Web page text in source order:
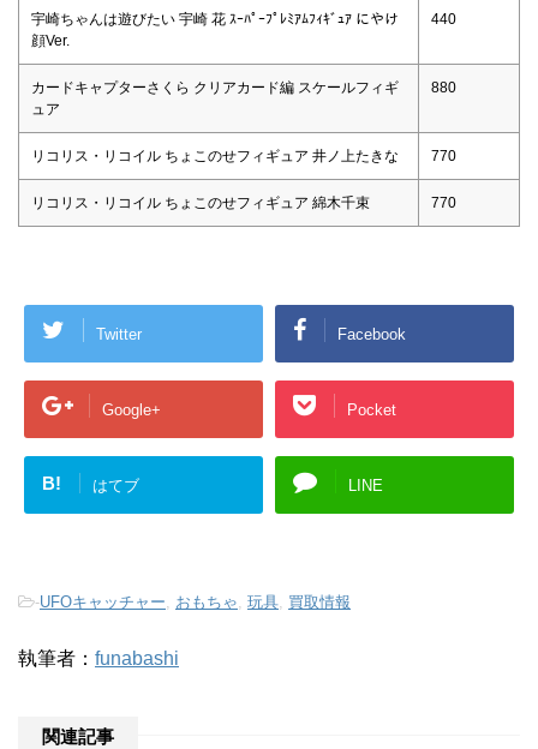
宇崎ちゃんは遊びたい 宇崎 花 ｽｰﾊﾟｰﾌﾟﾚﾐｱﾑﾌｨｷﾞｭｱ にやけ
顔Ver.
440
カードキャプターさくら クリアカード編 スケールフィギ
ュア
880
リコリス・リコイル ちょこのせフィギュア 井ノ上たきな 770
リコリス・リコイル ちょこのせフィギュア 綿木千束 770
Twitter Facebook
Google+ Pocket
B! はてブ LINE
-UFOキャッチャー, おもちゃ, 玩具, 買取情報
執筆者： funabashi
関連記事